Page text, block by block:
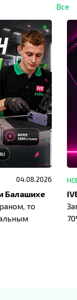
Все
04.08.2026
Балашихе
то